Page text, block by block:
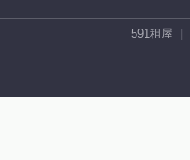
591租屋